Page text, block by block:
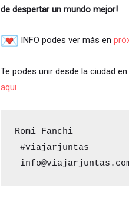
de despertar un mundo mejor!
INFO podes ver más en
Te podes unir desde la ciudad
aqui
Romi Fanchi
#viajarjuntas